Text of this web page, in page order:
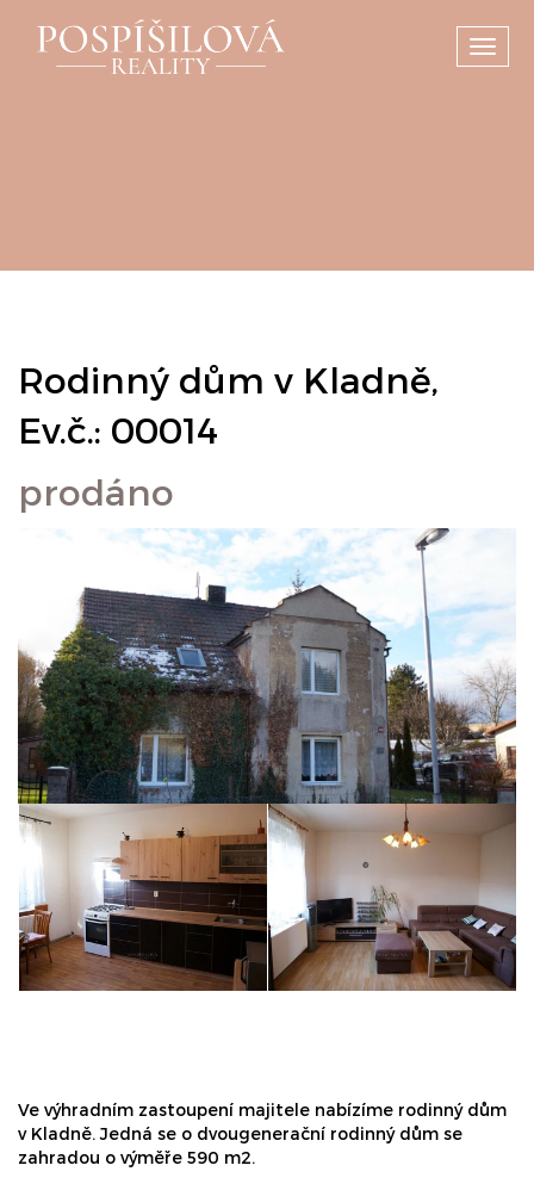
Rodinný dům v Kladně,
Ev.č.: 00014
prodáno
Ve výhradním zastoupení majitele nabízíme rodinný dům
v Kladně. Jedná se o dvougenerační rodinný dům se
zahradou o výměře 590 m2.